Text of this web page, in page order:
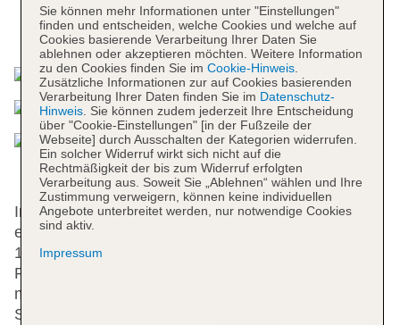
Das bietet Ihre Unterkunft
In einem 2-stöckigen Haupthaus und einem
einstöckigen Nebengebäude stehen den Gästen
102 Zimmer und 2 Suiten zur Verfügung. An der
Rezeption im Empfangsbereich steht
mehrsprachiges Personal mit Rat und Tat zur Seite.
Serviceleistungen wie eine Gepäckaufbewahrung,
Sie können mehr Informationen unter "Einstellungen"
finden und entscheiden, welche Cookies und welche auf
Cookies basierende Verarbeitung Ihrer Daten Sie
ablehnen oder akzeptieren möchten. Weitere Information
zu den Cookies finden Sie im Cookie-Hinweis.
Zusätzliche Informationen zur auf Cookies basierenden
Verarbeitung Ihrer Daten finden Sie im Datenschutz-
Hinweis. Sie können zudem jederzeit Ihre Entscheidung
über "Cookie-Einstellungen" [in der Fußzeile der
Webseite] durch Ausschalten der Kategorien widerrufen.
Ein solcher Widerruf wirkt sich nicht auf die
Rechtmäßigkeit der bis zum Widerruf erfolgten
Verarbeitung aus. Soweit Sie „Ablehnen“ wählen und Ihre
Zustimmung verweigern, können keine individuellen
Angebote unterbreitet werden, nur notwendige Cookies
sind aktiv.
Impressum